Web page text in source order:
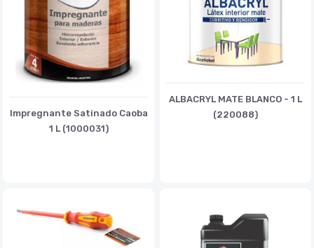
Impregnante Satinado Caoba
1 L (1000031)
ALBACRYL MATE BLANCO - 1 L
(220088)